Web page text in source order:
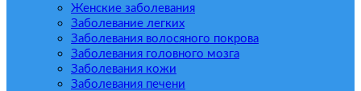
Женские заболевания
Заболевание легких
Заболевания волосяного покрова
Заболевания головного мозга
Заболевания кожи
Заболевания печени